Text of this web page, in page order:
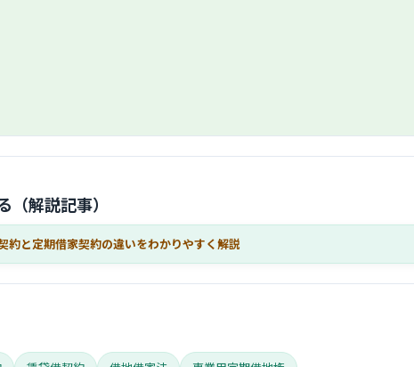
（解説記事）
約と定期借家契約の違いをわかりやすく解説